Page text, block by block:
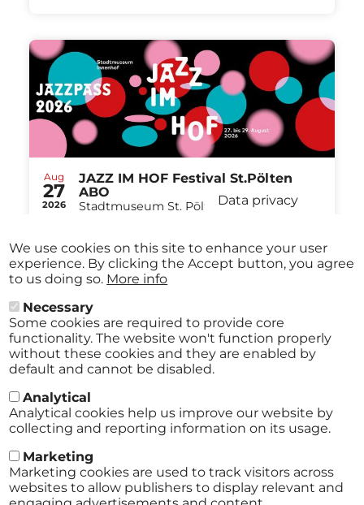
Aug
27
2026
29
2026
JAZZ IM HOF Festival St.Pölten
ABO
Stadtmuseum St. Pölten St.Pölten
All events
Data privacy
We use cookies on this site to enhance your user
experience. By clicking the Accept button, you agree
to us doing so. More info
Necessary
Some cookies are required to provide core
functionality. The website won't function properly
without these cookies and they are enabled by
default and cannot be disabled.
Analytical
Analytical cookies help us improve our website by
collecting and reporting information on its usage.
Marketing
Marketing cookies are used to track visitors across
websites to allow publishers to display relevant and